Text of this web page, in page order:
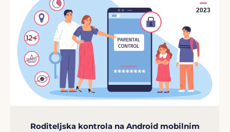
2023
Roditeljska kontrola na Android mobilnim